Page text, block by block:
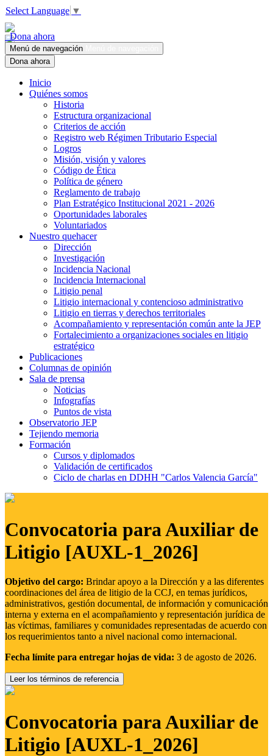
Select Language ▼
Dona ahora
Menú de navegación
Dona ahora
Inicio
Quiénes somos
Historia
Estructura organizacional
Criterios de acción
Registro web Régimen Tributario Especial
Logros
Misión, visión y valores
Código de Ética
Política de género
Reglamento de trabajo
Plan Estratégico Institucional 2021 - 2026
Oportunidades laborales
Voluntariados
Nuestro quehacer
Dirección
Investigación
Incidencia Nacional
Incidencia Internacional
Litigio penal
Litigio internacional y contencioso administrativo
Litigio en tierras y derechos territoriales
Acompañamiento y representación común ante la JEP
Fortalecimiento a organizaciones sociales en litigio
estratégico
Publicaciones
Columnas de opinión
Sala de prensa
Noticias
Infografías
Puntos de vista
Observatorio JEP
Tejiendo memoria
Formación
Cursos y diplomados
Validación de certificados
Ciclo de charlas en DDHH "Carlos Valencia García"
Convocatoria para Auxiliar de
Litigio [AUXL-1_2026]
Objetivo del cargo: Brindar apoyo a la Dirección y a las diferentes
coordinaciones del área de litigio de la CCJ, en temas jurídicos,
administrativos, gestión documental, de información y comunicación
interna y externa en el acompañamiento y representación jurídica de
las víctimas, familiares y comunidades representadas de acuerdo con
los requerimientos tanto a nivel nacional como internacional.
Fecha límite para entregar hojas de vida: 3 de agosto de 2026.
Leer los términos de referencia
Convocatoria para Auxiliar de
Litigio [AUXL-1_2026]